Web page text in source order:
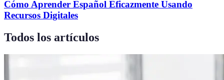
Cómo Aprender Español Eficazmente Usando
Recursos Digitales
Todos los artículos